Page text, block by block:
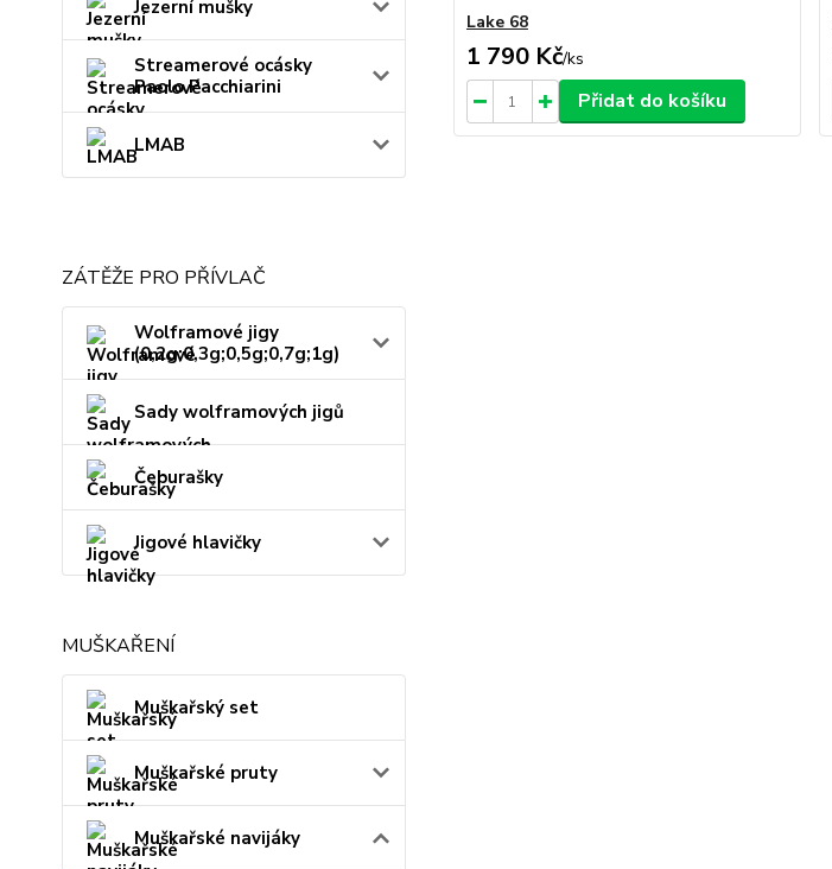
Jezerní mušky
Streamerové ocásky
Paolo Pacchiarini
LMAB
ZÁTĚŽE PRO PŘÍVLAČ
Wolframové jigy
(0,2g;0,3g;0,5g;0,7g;1g)
Sady wolframových jigů
Čeburašky
Jigové hlavičky
MUŠKAŘENÍ
Muškařský set
Muškařské pruty
Muškařské navijáky
Lake 68
1 790 Kč/ks
Přidat do košíku